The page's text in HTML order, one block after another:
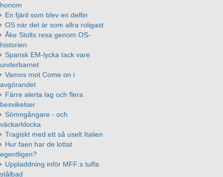
honom
En fjäril som blev en delfin
OS när det är som allra roligast
Åke Stolts resa genom OS-
historien
Spansk EM-lycka tack vare
underbarnet
Vamos mot Come on i
avgörandet
Färre alerta lag och flera
besvikelser
Sömngångare - och
väckarklocka
Tragiskt med ett så uselt Italien
Hur faen har de lottat
egentligen?
Uppladdning inför MFF:s tuffa
stålbad